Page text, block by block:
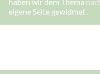
d
r
eigene Seite gewidmet .